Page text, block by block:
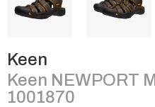
Keen
Keen NEWPORT
1001870